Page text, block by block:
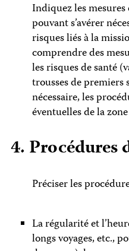
Indiquez les
pouvant s’avérer
risques liés à la
comprendre des
les risques de santé
trousses de premiers
nécessaire, les
éventuelles de la
4. Procédures
Préciser les
La régularité et
longs voyages, etc.,